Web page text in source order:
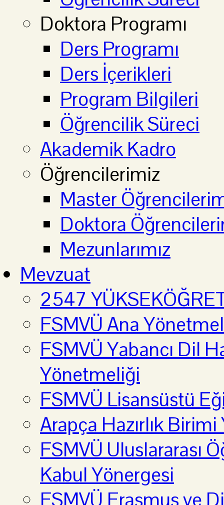
Doktora Programı
Ders Programı
Ders İçerikleri
Program Bilgileri
Öğrencilik Süreci
Akademik Kadro
Öğrencilerimiz
Master
Doktora
Mezunlarımız
Mevzuat
2547
FSMVÜ Ana
FSMVÜ Yabancı Dil
Yönetmeliği
FSMVÜ Lisansüstü
Arapça Hazırlık
FSMVÜ Uluslararası
Kabul Yönergesi
FSMVÜ Erasmus ve